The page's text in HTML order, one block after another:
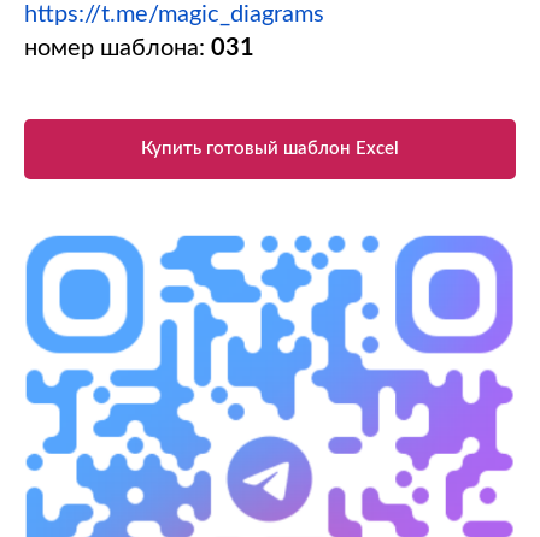
https://t.me/magic_diagrams
номер шаблона: 031
Купить готовый шаблон Excel